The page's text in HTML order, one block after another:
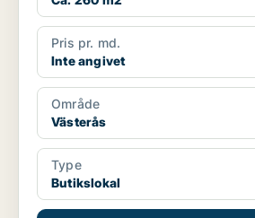
Pris pr. md.
Inte angivet
Område
Västerås
Type
Butikslokal